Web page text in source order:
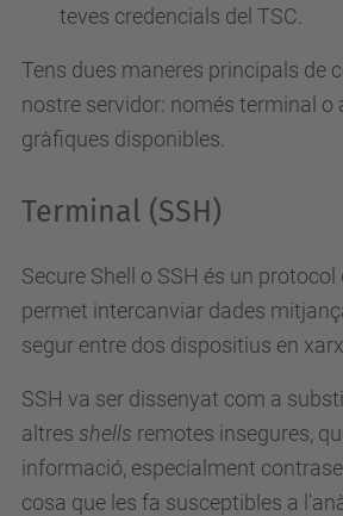
teves credencials del TSC.
Tens dues maneres principals de
nostre servidor: només terminal o
gràfiques disponibles.
Terminal (SSH)
Secure Shell o SSH és un
permet intercanviar dades
segur entre dos dispositius en
SSH va ser dissenyat com a
altres shells remotes insegures,
informació, especialment
cosa que les fa susceptibles a